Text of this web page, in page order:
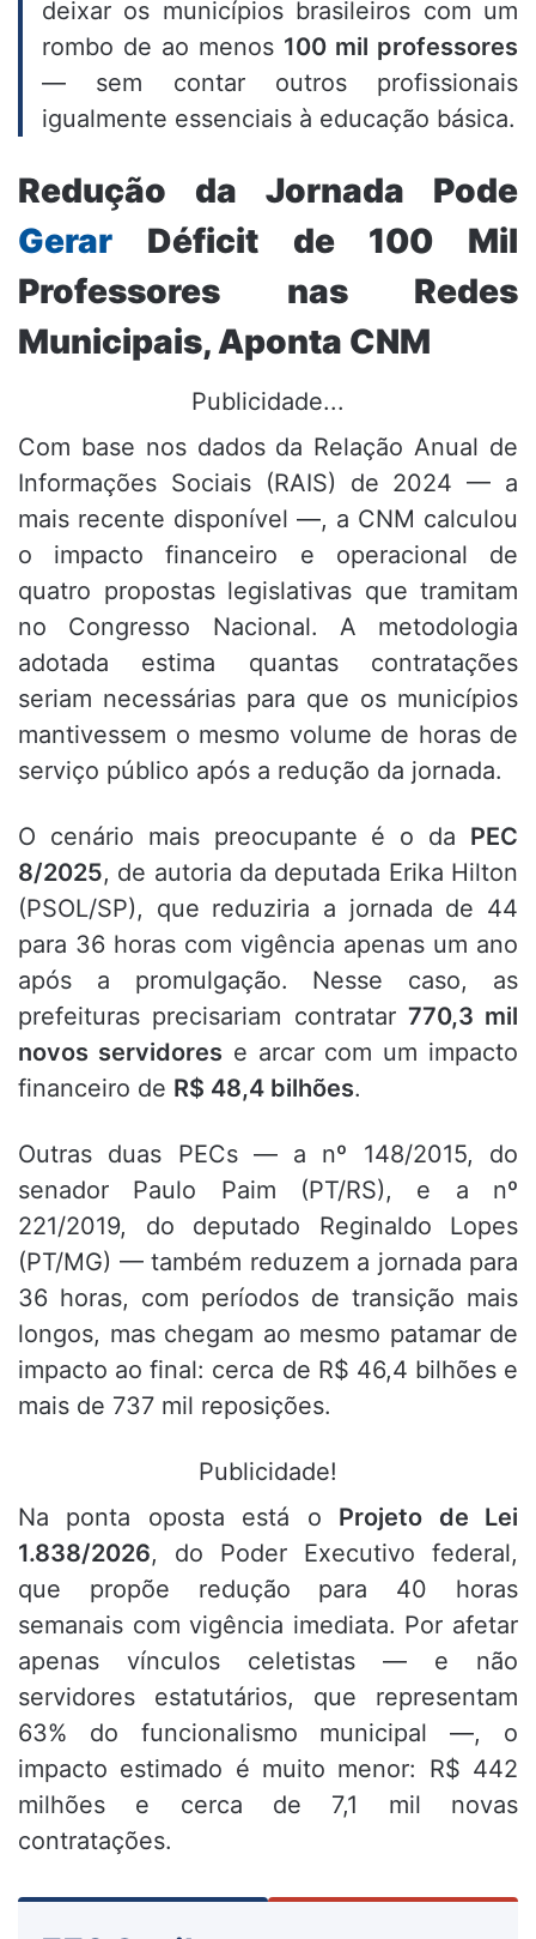
deixar os municípios brasileiros com um
rombo de ao menos 100 mil professores
— sem contar outros profissionais
igualmente essenciais à educação básica.
Redução da Jornada Pode
Gerar Déficit de 100 Mil
Professores nas Redes
Municipais, Aponta CNM
Publicidade...
Com base nos dados da Relação Anual de
Informações Sociais (RAIS) de 2024 — a
mais recente disponível —, a CNM calculou
o impacto financeiro e operacional de
quatro propostas legislativas que tramitam
no Congresso Nacional. A metodologia
adotada estima quantas contratações
seriam necessárias para que os municípios
mantivessem o mesmo volume de horas de
serviço público após a redução da jornada.
O cenário mais preocupante é o da PEC
8/2025, de autoria da deputada Erika Hilton
(PSOL/SP), que reduziria a jornada de 44
para 36 horas com vigência apenas um ano
após a promulgação. Nesse caso, as
prefeituras precisariam contratar 770,3 mil
novos servidores e arcar com um impacto
financeiro de R$ 48,4 bilhões.
Outras duas PECs — a nº 148/2015, do
senador Paulo Paim (PT/RS), e a nº
221/2019, do deputado Reginaldo Lopes
(PT/MG) — também reduzem a jornada para
36 horas, com períodos de transição mais
longos, mas chegam ao mesmo patamar de
impacto ao final: cerca de R$ 46,4 bilhões e
mais de 737 mil reposições.
Publicidade!
Na ponta oposta está o Projeto de Lei
1.838/2026, do Poder Executivo federal,
que propõe redução para 40 horas
semanais com vigência imediata. Por afetar
apenas vínculos celetistas — e não
servidores estatutários, que representam
63% do funcionalismo municipal —, o
impacto estimado é muito menor: R$ 442
milhões e cerca de 7,1 mil novas
contratações.